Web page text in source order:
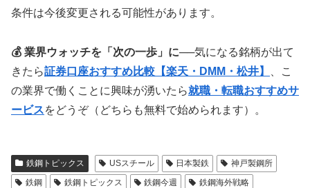
条件は今後変更される可能性があります。
💰 業界ウォッチを「次の一歩」に──気になる銘柄が出て
きたら証券口座おすすめ比較【楽天・DMM・松井】
、こ
の業界で働くことに興味が湧いたら就職・転職おすすめサ
ービスをどうぞ（どちらも無料で始められます）。
鉄鋼トピックス USスチール 日本製鉄
神戸製鋼所
鉄鋼
鉄鋼トピックス 鉄鋼今週
鉄鋼海外戦略